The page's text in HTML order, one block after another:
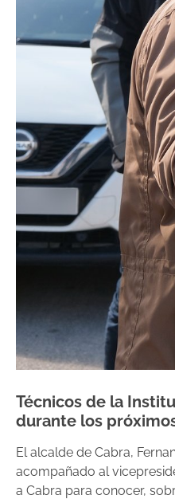
Técnicos de la
durante los
El alcalde de Cabra,
acompañado al
a Cabra para conocer,